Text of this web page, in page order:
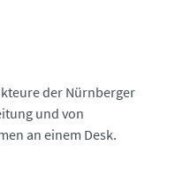
der Nürnberger
und von
an einem Desk.